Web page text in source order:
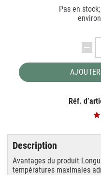
Pas en
Réf.
Description
Avantages du produit
températures maximales